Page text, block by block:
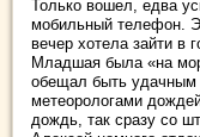
Только вошел, едва
мобильный телефон.
вечер хотела зайти в
Младшая была «на
обещал быть удачным
метеорологами
дождь, так сразу со